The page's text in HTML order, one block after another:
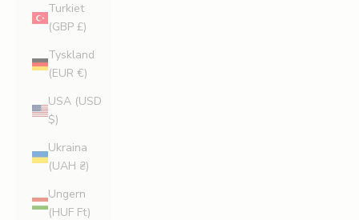
Turkiet
(GBP £)
Tyskland
(EUR €)
USA (USD
$)
Ukraina
(UAH ₴)
Ungern
(HUF Ft)